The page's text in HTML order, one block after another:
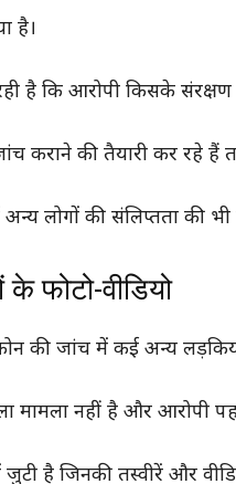
है।
है कि आरोपी किसके संरक्षण
कराने की तैयारी कर रहे हैं
अन्य लोगों की संलिप्तता की
फोटो-वीडियो
की जांच में कई अन्य
नहीं है और आरोपी
है जिनकी तस्वीरें और